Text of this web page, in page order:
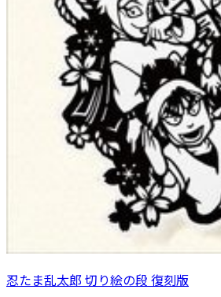
忍たま乱太郎 切り絵の段 復刻版